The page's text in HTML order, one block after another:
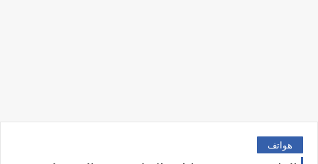
هواتف